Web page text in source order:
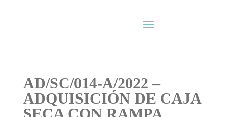
AD/SC/014-A/2022 –
ADQUISICIÓN DE CAJA